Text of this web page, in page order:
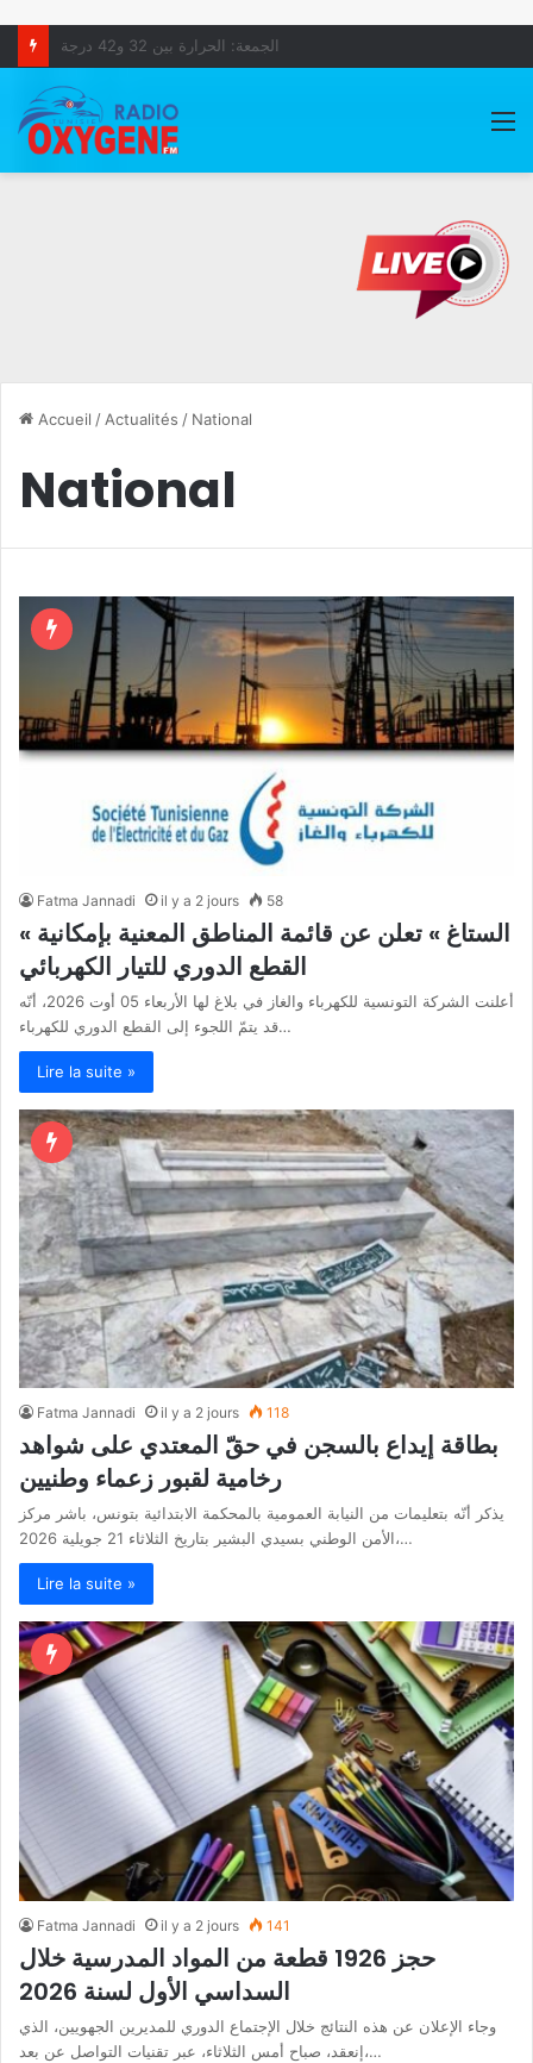
إشعار بانقطاع الكهرباء جهة الشمال
Accueil / Actualités / National
National
Fatma Jannadi il y a 2 jours 58
« الستاغ » تعلن عن قائمة المناطق المعنية بإمكانية
القطع الدوري للتيار الكهربائي
أعلنت الشركة التونسية للكهرباء والغاز في بلاغ لها الأربعاء 05 أوت 2026، أنّه
قد يتمّ اللجوء إلى القطع الدوري للكهرباء…
Lire la suite »
Fatma Jannadi il y a 2 jours 118
بطاقة إيداع بالسجن في حقّ المعتدي على شواهد
رخامية لقبور زعماء وطنيين
يذكر أنّه بتعليمات من النيابة العمومية بالمحكمة الابتدائية بتونس، باشر مركز
الأمن الوطني بسيدي البشير بتاريخ الثلاثاء 21 جويلية 2026،…
Lire la suite »
Fatma Jannadi il y a 2 jours 141
حجز 1926 قطعة من المواد المدرسية خلال
السداسي الأول لسنة 2026
وجاء الإعلان عن هذه النتائج خلال الإجتماع الدوري للمديرين الجهويين، الذي
إنعقد، صباح أمس الثلاثاء، عبر تقنيات التواصل عن بعد،…